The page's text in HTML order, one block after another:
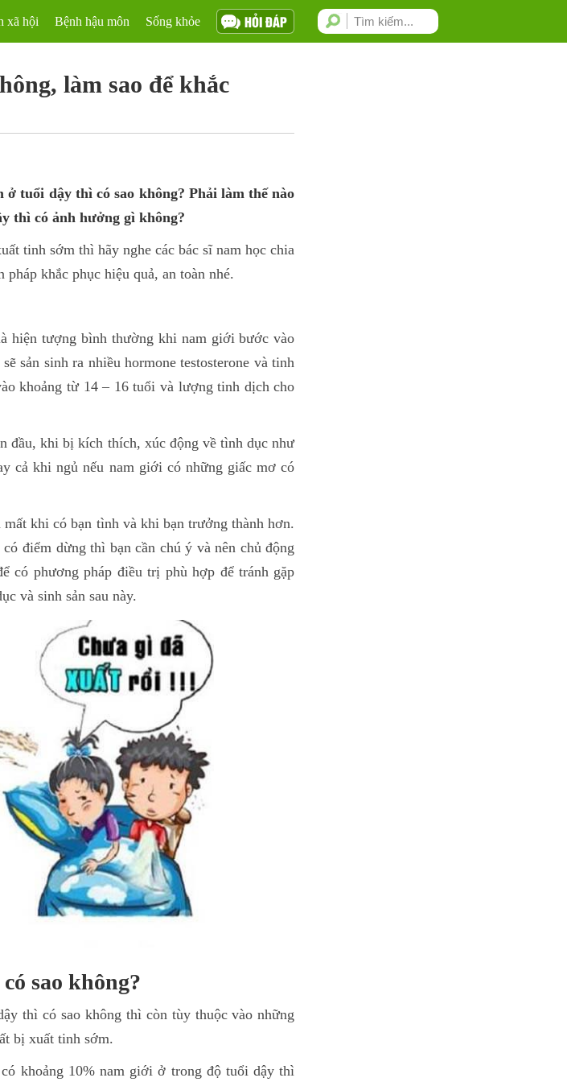
xã hội Bệnh hậu môn Sống khỏe HỎI ĐÁP
làm sao để khắc
tuổi dậy thì có sao không? Phải làm thế nào
thì có ảnh hưởng gì không?
tinh sớm thì hãy nghe các bác sĩ nam học chia
khắc phục hiệu quả, an toàn nhé.
hiện tượng bình thường khi nam giới bước vào
sản sinh ra nhiều hormone testosterone và tinh
khoảng từ 14 – 16 tuổi và lượng tinh dịch cho
đầu, khi bị kích thích, xúc động về tình dục như
cả khi ngủ nếu nam giới có những giấc mơ có
khi có bạn tình và khi bạn trưởng thành hơn.
điểm dừng thì bạn cần chú ý và nên chủ động
có phương pháp điều trị phù hợp để tránh gặp
và sinh sản sau này.
sao không?
thì có sao không thì còn tùy thuộc vào những
bị xuất tinh sớm.
khoảng 10% nam giới ở trong độ tuổi dậy thì